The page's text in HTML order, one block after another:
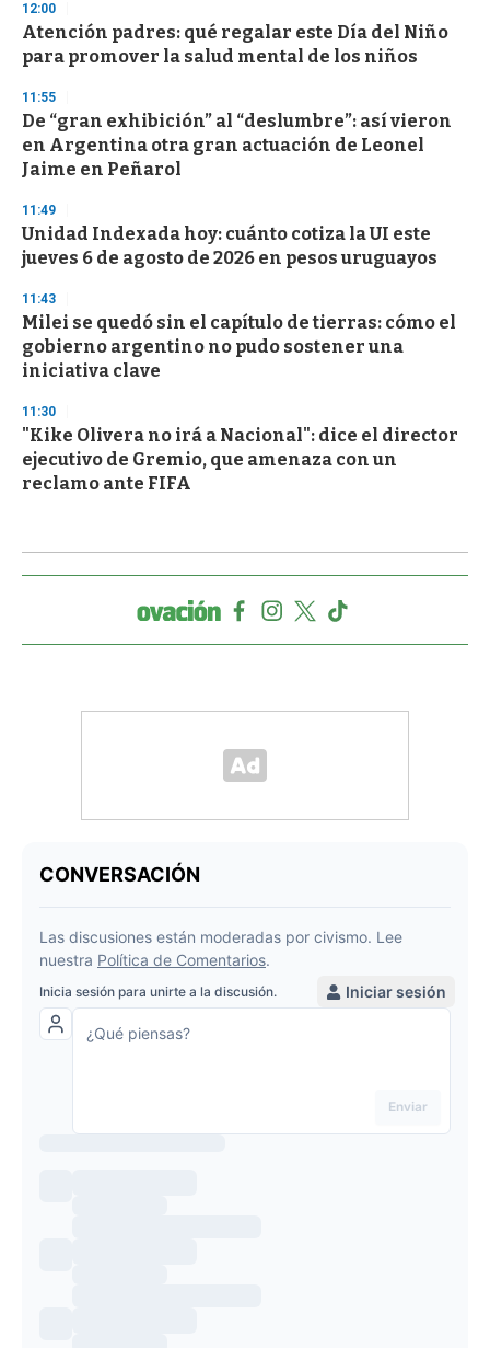
12:00
Atención padres: qué regalar este Día del Niño
para promover la salud mental de los niños
11:55
De “gran exhibición” al “deslumbre”: así vieron
en Argentina otra gran actuación de Leonel
Jaime en Peñarol
11:49
Unidad Indexada hoy: cuánto cotiza la UI este
jueves 6 de agosto de 2026 en pesos uruguayos
11:43
Milei se quedó sin el capítulo de tierras: cómo el
gobierno argentino no pudo sostener una
iniciativa clave
11:30
"Kike Olivera no irá a Nacional": dice el director
ejecutivo de Gremio, que amenaza con un
reclamo ante FIFA